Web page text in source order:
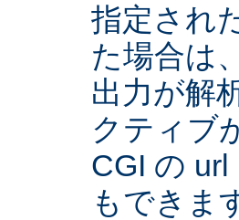
指定され
た場合は
出力が解
クティブ
CGI の
もできま